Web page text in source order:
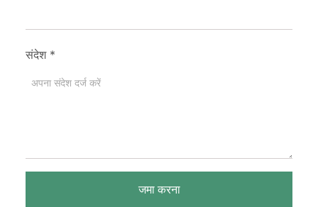
संदेश *
जमा करना